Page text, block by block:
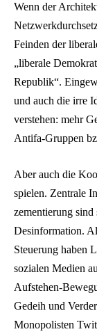
Wenn der
Feinden der
„liberale
Republik“.
und auch die irre
verstehen: mehr
Antifa-Gruppen
Aber auch die
spielen. Zentrale
zementierung sind
Desinformation.
Steuerung haben
sozialen Medien
Aufstehen-
Gedeih und
Monopolisten